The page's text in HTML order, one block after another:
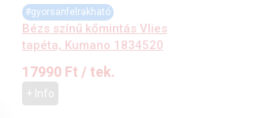
#gyorsanfelrakható
Bézs színű kőmintás Vlies
tapéta, Kumano 1834520
17990 Ft / tek.
+ Info